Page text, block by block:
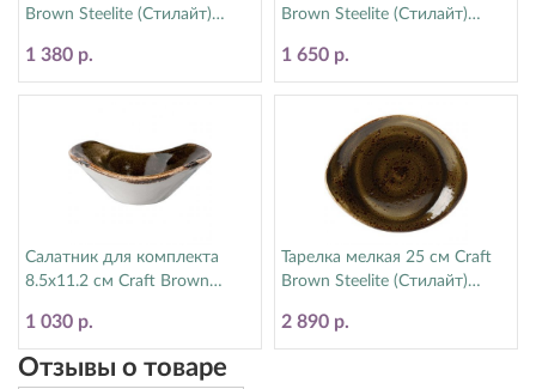
Brown Steelite (Стилайт)
1 380 р.
Brown Steelite (Стилайт)
1 650 р.
Салатник для комплекта
8.5х11.2 см Craft Brown
1 030 р.
Тарелка мелкая 25 см Craft
Brown Steelite (Стилайт)
2 890 р.
Отзывы о товаре